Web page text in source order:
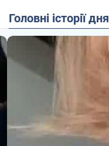
Головні історії дня